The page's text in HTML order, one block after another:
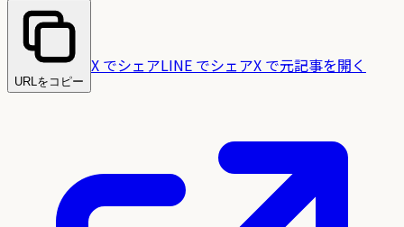
URLをコピー
X でシェアLINE でシェアX で元記事を開く